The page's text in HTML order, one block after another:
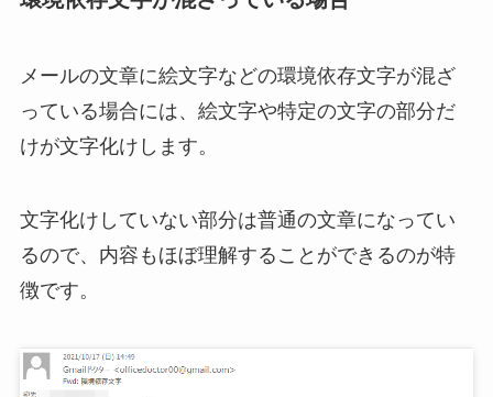
メールの文章に絵文字などの環境依存文字が混ざ
っている場合には、絵文字や特定の文字の部分だ
けが文字化けします。
文字化けしていない部分は普通の文章になってい
るので、内容もほぼ理解することができるのが特
徴です。